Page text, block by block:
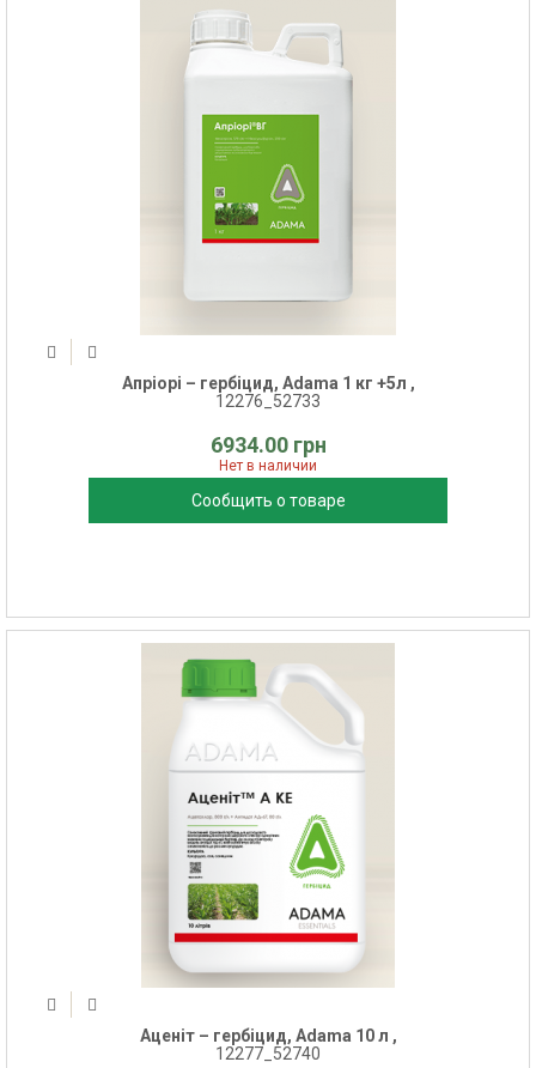
Апріорі – гербіцид, Adama 1 кг +5л ,
12276_52733
6934.00 грн
Нет в наличии
Сообщить о товаре
Аценіт – гербіцид, Adama 10 л ,
12277_52740